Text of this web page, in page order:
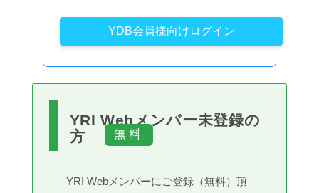
YDB会員様向けログイン
YRI Webメンバー未登録の
方
YRI Webメンバーにご登録（無料）頂